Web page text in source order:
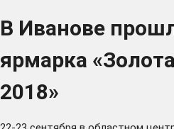
В Иванове
ярмарка
2018»